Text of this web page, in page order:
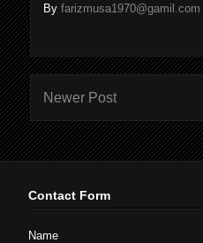
Byfarizmusa1970@gamil.com
Newer Post
Contact Form
Name